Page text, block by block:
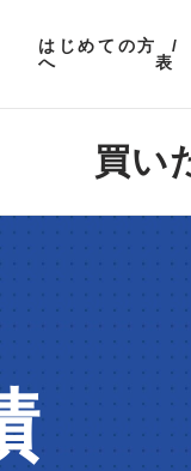
はじめての方
へ
表
買い